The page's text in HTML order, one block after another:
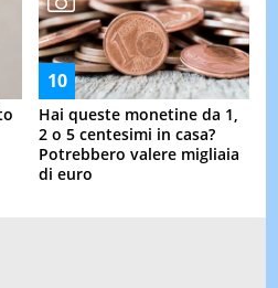
Hai queste monetine da 1,
2 o 5 centesimi in casa?
Potrebbero valere migliaia
di euro